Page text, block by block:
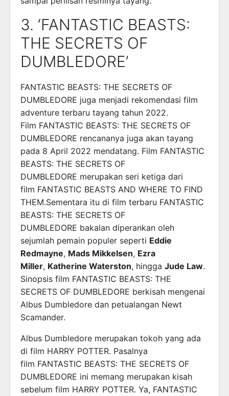
3. ‘FANTASTIC BEASTS:
THE SECRETS OF
DUMBLEDORE’
FANTASTIC BEASTS: THE SECRETS OF
DUMBLEDORE juga menjadi rekomendasi film
adventure terbaru tayang tahun 2022.
Film FANTASTIC BEASTS: THE SECRETS OF
DUMBLEDORE rencananya juga akan tayang
pada 8 April 2022 mendatang. Film FANTASTIC
BEASTS: THE SECRETS OF
DUMBLEDORE merupakan seri ketiga dari
film FANTASTIC BEASTS AND WHERE TO FIND
THEM.Sementara itu di film terbaru FANTASTIC
BEASTS: THE SECRETS OF
DUMBLEDORE bakalan diperankan oleh
sejumlah pemain populer seperti Eddie
Redmayne, Mads Mikkelsen, Ezra
Miller, Katherine Waterston, hingga Jude Law.
Sinopsis film FANTASTIC BEASTS: THE
SECRETS OF DUMBLEDORE berkisah mengenai
Albus Dumbledore dan petualangan Newt
Scamander.
Albus Dumbledore merupakan tokoh yang ada
di film HARRY POTTER. Pasalnya
film FANTASTIC BEASTS: THE SECRETS OF
DUMBLEDORE ini memang merupakan kisah
sebelum film HARRY POTTER. Ya, FANTASTIC